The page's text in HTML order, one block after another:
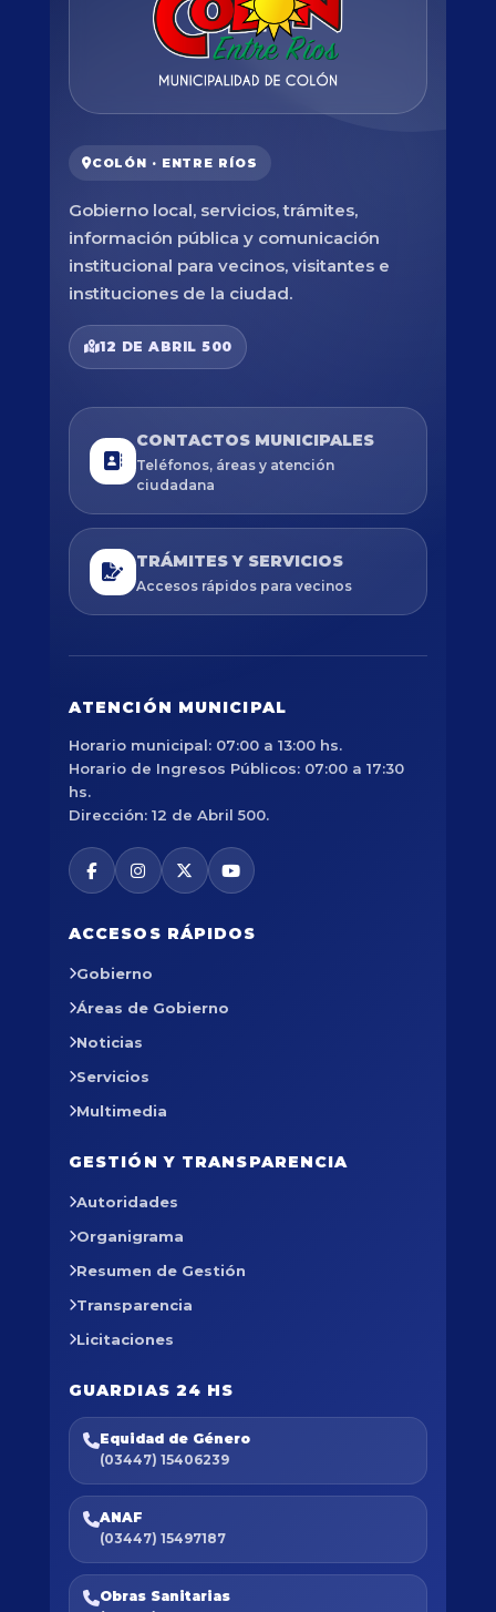
COLÓN · ENTRE RÍOS
Gobierno local, servicios, trámites,
información pública y comunicación
institucional para vecinos, visitantes e
instituciones de la ciudad.
12 DE ABRIL 500
CONTACTOS MUNICIPALES
Teléfonos, áreas y atención
ciudadana
TRÁMITES Y SERVICIOS
Accesos rápidos para vecinos
ATENCIÓN MUNICIPAL
Horario municipal: 07:00 a 13:00 hs.
Horario de Ingresos Públicos: 07:00 a 17:30
hs.
Dirección: 12 de Abril 500.
ACCESOS RÁPIDOS
Gobierno
Áreas de Gobierno
Noticias
Servicios
Multimedia
GESTIÓN Y TRANSPARENCIA
Autoridades
Organigrama
Resumen de Gestión
Transparencia
Licitaciones
GUARDIAS 24 HS
Equidad de Género
(03447) 15406239
ANAF
(03447) 15497187
Obras Sanitarias